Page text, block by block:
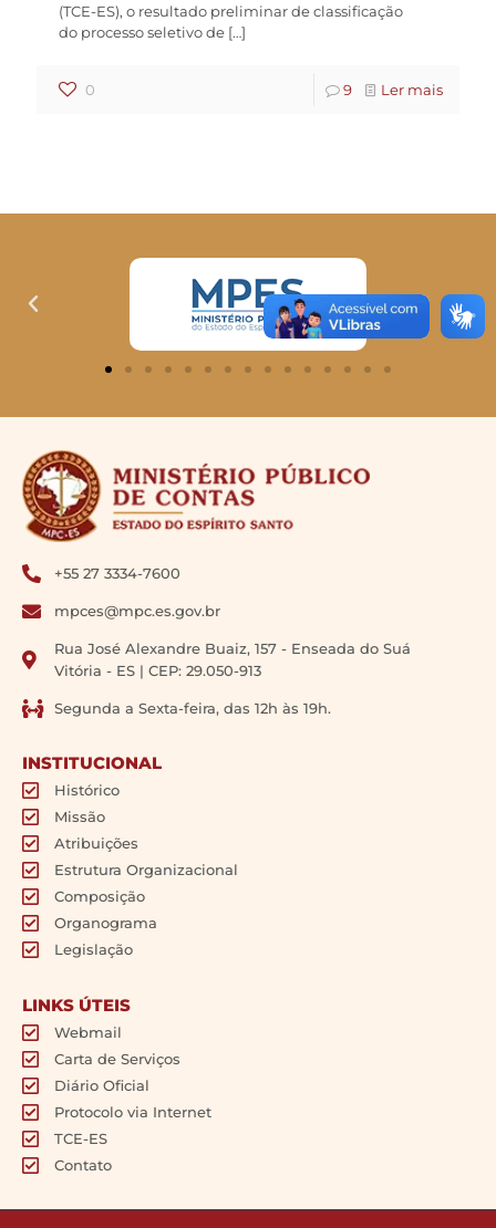
(TCE-ES), o resultado preliminar de classificação
do processo seletivo de […]
0 9 Ler mais
+55 27 3334-7600
mpces@mpc.es.gov.br
Rua José Alexandre Buaiz, 157 - Enseada do Suá
Vitória - ES | CEP: 29.050-913
Segunda a Sexta-feira, das 12h às 19h.
INSTITUCIONAL
Histórico
Missão
Atribuições
Estrutura Organizacional
Composição
Organograma
Legislação
LINKS ÚTEIS
Webmail
Carta de Serviços
Diário Oficial
Protocolo via Internet
TCE-ES
Contato